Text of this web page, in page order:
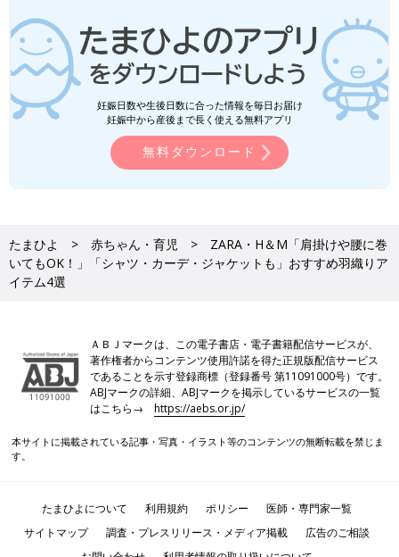
妊娠日数や生後日数に合った情報を毎日お届け
妊娠中から産後まで長く使える無料アプリ
無料ダウンロード
たまひよ 赤ちゃん・育児
ZARA・H＆М「肩掛けや腰に巻
いてもOK！」「シャツ・カーデ・ジャケットも」おすすめ羽織りア
イテム4選
ＡＢＪマークは、この電子書店・電子書籍配信サービスが、
著作権者からコンテンツ使用許諾を得た正規版配信サービス
であることを示す登録商標（登録番号 第11091000号）です。
ABJマークの詳細、ABJマークを掲示しているサービスの一覧
はこちら→https://aebs.or.jp/
本サイトに掲載されている記事・写真・イラスト等のコンテンツの無断転載を禁じま
す。
たまひよについて 利用規約 ポリシー
医師・専門家一覧
サイトマップ
調査・プレスリリース・メディア掲載
広告のご相談